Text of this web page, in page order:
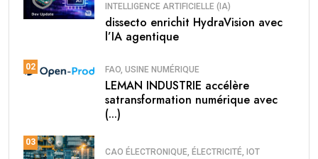
INTELLIGENCE ARTIFICIELLE (IA)
dissecto enrichit HydraVision avec
l’IA agentique
02 FAO, USINE NUMÉRIQUE
LEMAN INDUSTRIE accélère
satransformation numérique avec
(...)
03
CAO ÉLECTRONIQUE, ÉLECTRICITÉ, IOT